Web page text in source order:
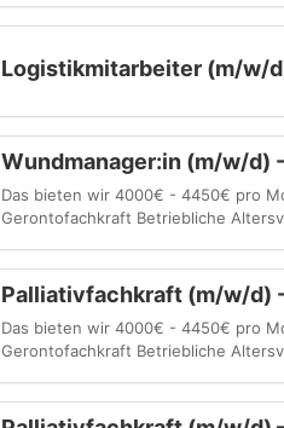
Logistikmitarbeiter (m/w/
Wundmanager:in (m/w/d)
Das bieten wir 4000€ - 4450€ pro
Gerontofachkraft Betriebliche
Palliativfachkraft (m/w/d)
Das bieten wir 4000€ - 4450€ pro
Gerontofachkraft Betriebliche